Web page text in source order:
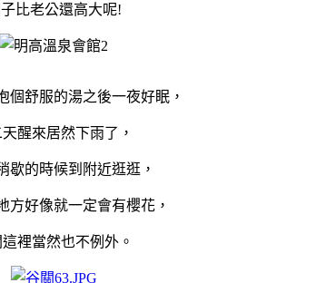
比老公還高大呢!
個舒服的湯之後一夜好眠，
醒來居然下雨了，
歇的時候到附近逛逛，
方好像就一定會有櫻花，
裡當然也不例外。